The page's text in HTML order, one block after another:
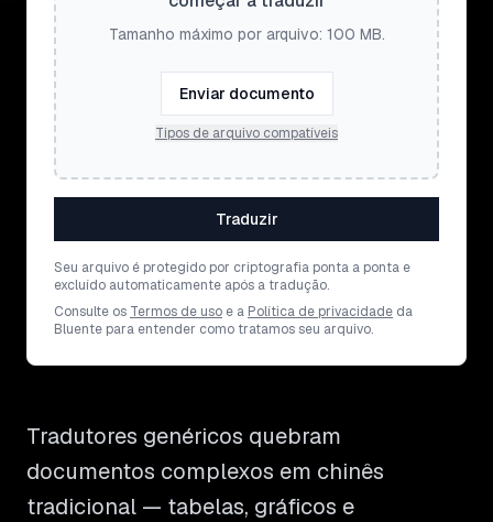
Tamanho máximo por arquivo: 100 MB.
Enviar documento
Tipos de arquivo compatíveis
Traduzir
Seu arquivo é protegido por criptografia ponta a ponta e
excluído automaticamente após a tradução.
Consulte os Termos de uso e a Política de privacidade da
Bluente para entender como tratamos seu arquivo.
Tradutores genéricos quebram
documentos complexos em chinês
tradicional — tabelas, gráficos e